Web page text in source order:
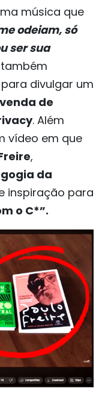
música que
odeiam, só
ser sua
também
divulgar um
venda de
. Além
vídeo em que
,
da
inspiração para
o C*”.